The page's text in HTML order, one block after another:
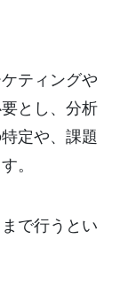
ティングや
とし、分析
定や、課題
。
で行うとい